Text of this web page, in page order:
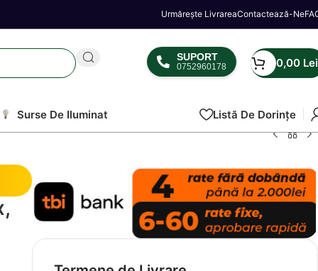
Urmărește LivrareaContactează-Ne
SUPORT
0752960178 0,00 Lei
Surse De Iluminat
Listă De Dorințe